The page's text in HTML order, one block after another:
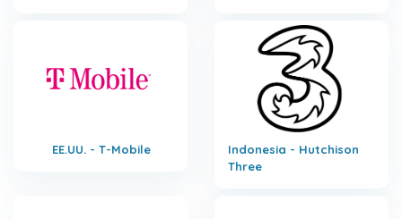
EE.UU. - T-Mobile
Indonesia - Hutchison
Three